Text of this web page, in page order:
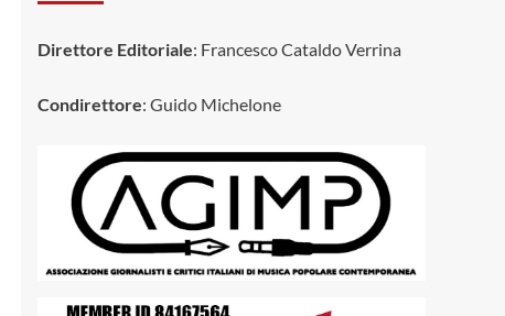
Direttore Editoriale: Francesco Cataldo Verrina
Condirettore: Guido Michelone